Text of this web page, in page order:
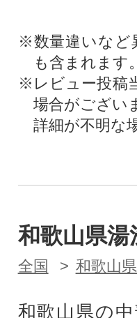
※数量違いなど
も含まれます。
※レビュー投稿
場合がござい
詳細が不明な
和歌山県湯
全国 和歌山県
和歌山県の